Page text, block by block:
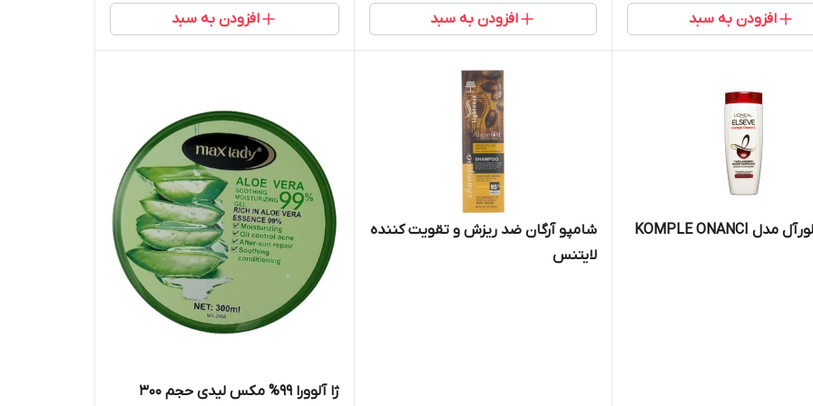
افزودن به سبد افزودن به سبد افزودن به سبد
شامپو لورآل مدل KOMPLE ONANCI
شامپو آرگان ضد ریزش و تقویت کننده
لایتنس
ژا آلوورا 99% مکس لیدی حجم 300